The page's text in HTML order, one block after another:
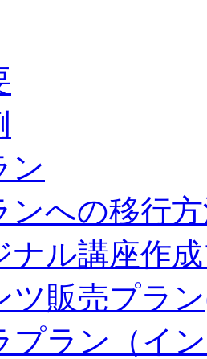
ン
ンへの移行
ナル講座作
ツ販売プラ
プラン（イ